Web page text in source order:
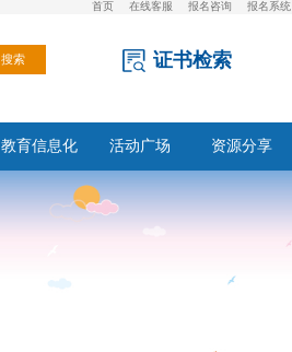
首页 在线客服 报名咨询 报名系统
搜索 证书检索
教育信息化 活动广场 资源分享